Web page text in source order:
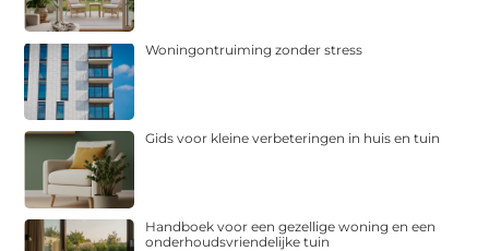
Woningontruiming zonder stress
Gids voor kleine verbeteringen in huis en tuin
Handboek voor een gezellige woning en een
onderhoudsvriendelijke tuin